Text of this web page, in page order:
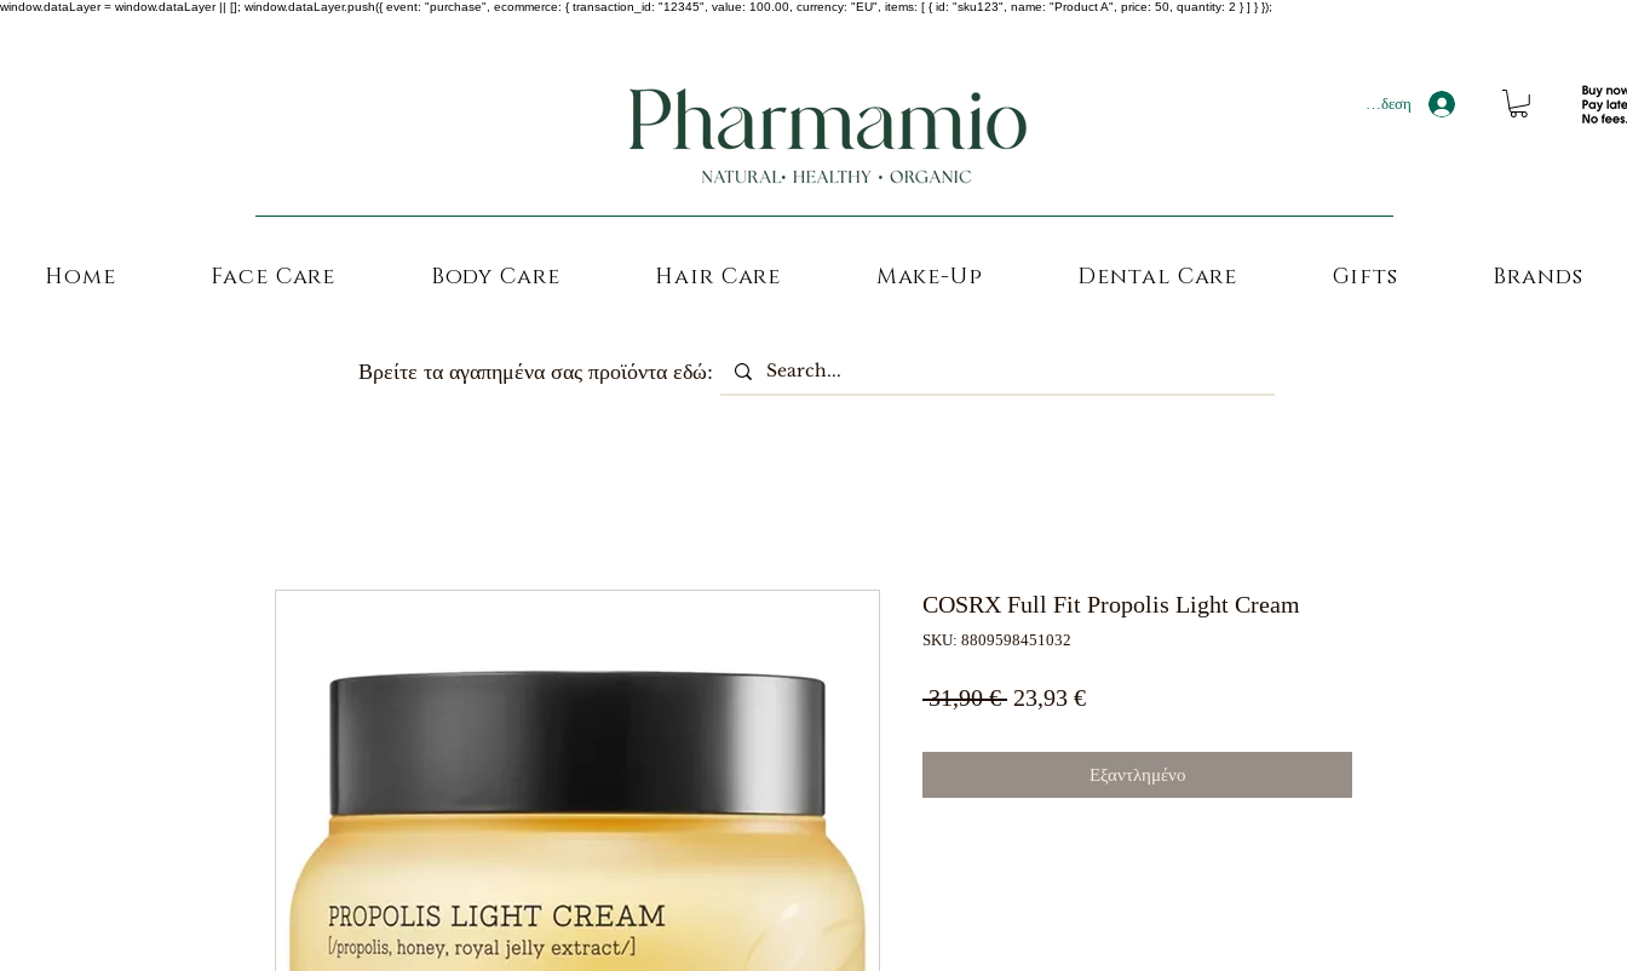
window.dataLayer = window.dataLayer || []; window.dataLayer.push({ event: "purchase", ecommerce: { transaction_id: "12345", value: 100.00, currency: "EU", items: [ { id: "sku123", name: "Product A", price: 50, quantity: 2 } ] } });
Σύνδεση
Home Face Care Body Care Hair Care Make-Up Dental Care Gifts Brands
Βρείτε τα αγαπημένα σας προϊόντα εδώ:
COSRX Full Fit Propolis Light Cream
SKU: 8809598451032
31,90 € Κανονική
23,93 €Τιμή
Εξαντλημένο